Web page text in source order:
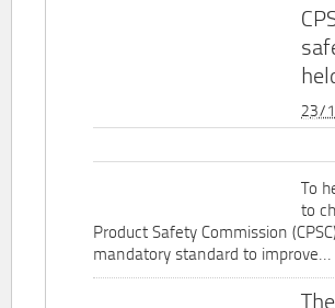
23/
To
to
Product Safety Commission
mandatory standard to improve...